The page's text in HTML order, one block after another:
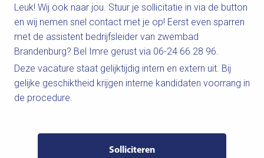
Leuk! Wij ook naar jou. Stuur je sollicitatie in via de button
en wij nemen snel contact met je op! Eerst even sparren
met de assistent bedrijfsleider van zwembad
Brandenburg? Bel Imre gerust via 06-24 66 28 96.
Deze vacature staat gelijktijdig intern en extern uit. Bij
gelijke geschiktheid krijgen interne kandidaten voorrang in
de procedure.
Solliciteren